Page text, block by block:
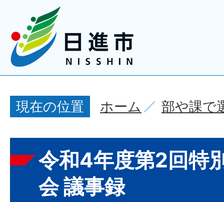
現在の位置 ホーム 部や課で
令和4年度第2回特
会 議事録